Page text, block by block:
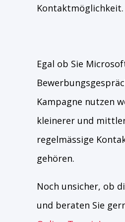
Kontaktmöglichkeit.
Egal ob Sie
Kampagne nutzen
kleinerer und
regelmässige
gehören.
Noch unsicher, ob
und beraten Sie